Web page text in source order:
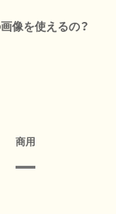
像を使えるの？
商用